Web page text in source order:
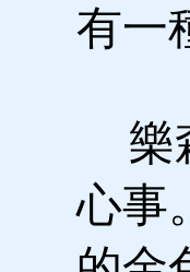
有一
樂
心事